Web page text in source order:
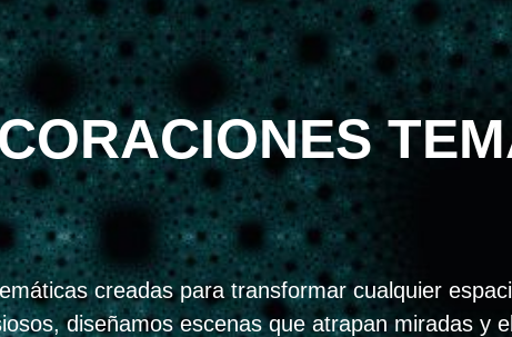
creadas para transformar cualquier
diseñamos escenas que atrapan miradas y